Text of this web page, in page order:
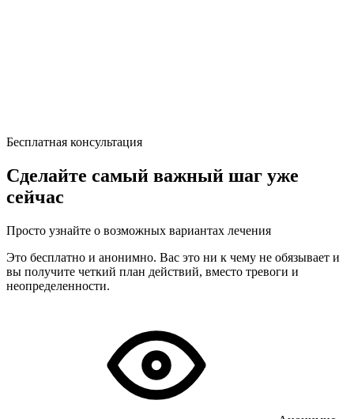
Бесплатная консультация
Сделайте самый важный шаг уже
сейчас
Просто узнайте о возможных вариантах лечения
Это бесплатно и анонимно. Вас это ни к чему не обязывает и
вы получите четкий план действий, вместо тревоги и
неопределенности.